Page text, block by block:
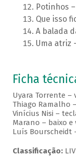
Potinhos
Que isso
A balada
Uma atriz
Ficha
Uyara Torrente –
Thiago Ramalho
Vinícius Nisi –
Marano – baixo e
Luís Bourscheidt
Classificação: